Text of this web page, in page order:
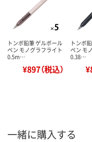
トンボ鉛筆 ゲルボール
ペン モノグラフライト
0.5m…
¥897（税込）
トンボ
ペン モ
0.38…
一緒に購入する